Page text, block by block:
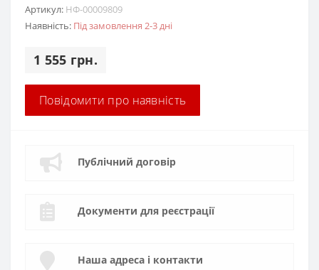
Артикул: НФ-00009809
Наявність: Під замовлення 2-3 дні
1 555 грн.
Повідомити про наявність
Публічний договір
Документи для реєстрації
Наша адреса і контакти